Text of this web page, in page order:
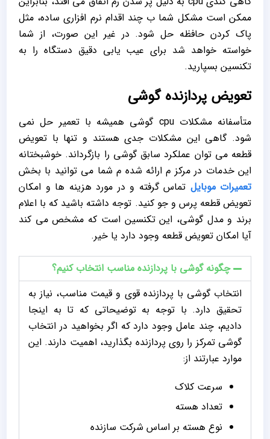
ممکن است مشکل شما ب چند اقدام نرم افزاری ساده، مثل
پاک کردن حافظه حل شود. در غیر این صورت، از شما
خواسته خواهد شد برای عیب یابی دقیق دستگاه را به
تکنسین بسپارید.
تعویض پردازنده گوشی
متأسفانه مشکلات cpu گوشی همیشه با تعمیر حل نمی
شود. گاهی این مشکلات جدی هستند و تنها با تعویض
قطعه می توان عملکرد سابق گوشی را بازگرداند. خوشبختانه
این خدمات در مرکز م ارائه شده م شما می توانید با بخش
تعمیرات موبایل تماس گرفته و در مورد هزینه ها و امکان
تعویض قطعه پرس و جو کنید. توجه داشته باشید که با اعلام
برند و مدل گوشی، این تکنسین است که مشخص می کند
آیا امکان تعویض قطعه وجود دارد یا خیر.
چگونه گوشی با پردازنده مناسب انتخاب کنیم؟
انتخاب گوشی با پردازنده قوی و قیمت مناسب، نیاز به
تحقیق دارد. با توجه به توضیحاتی که تا به اینجا
دادیم، چند عامل وجود دارد که اگر بخواهید در انتخاب
گوشی تمرکز را روی پردازنده بگذارید، اهمیت دارند. این
موارد عبارتند از:
سرعت کلاک
تعداد هسته
نوع هسته بر اساس شرکت سازنده